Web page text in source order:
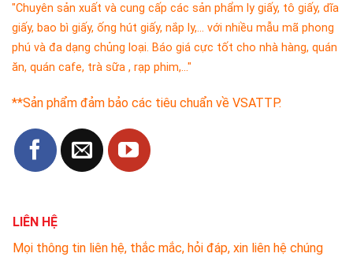
"Chuyên sản xuất và cung cấp các sản phẩm ly giấy, tô giấy, dĩa
giấy, bao bì giấy, ống hút giấy, nắp ly,... với nhiều mẫu mã phong
phú và đa dạng chủng loại. Báo giá cực tốt cho nhà hàng, quán
ăn, quán cafe, trà sữa , rạp phim,..."
**Sản phẩm đảm bảo các tiêu chuẩn về VSATTP.
LIÊN HỆ
Mọi thông tin liên hệ, thắc mắc, hỏi đáp, xin liên hệ chúng